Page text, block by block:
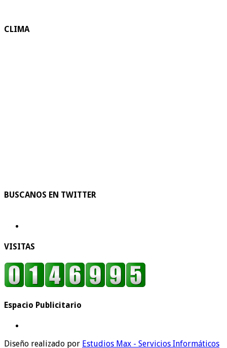
CLIMA
BUSCANOS EN TWITTER
VISITAS
Espacio Publicitario
Diseño realizado por Estudios Max - Servicios Informáticos